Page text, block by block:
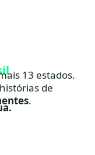
13 estados.
de
.